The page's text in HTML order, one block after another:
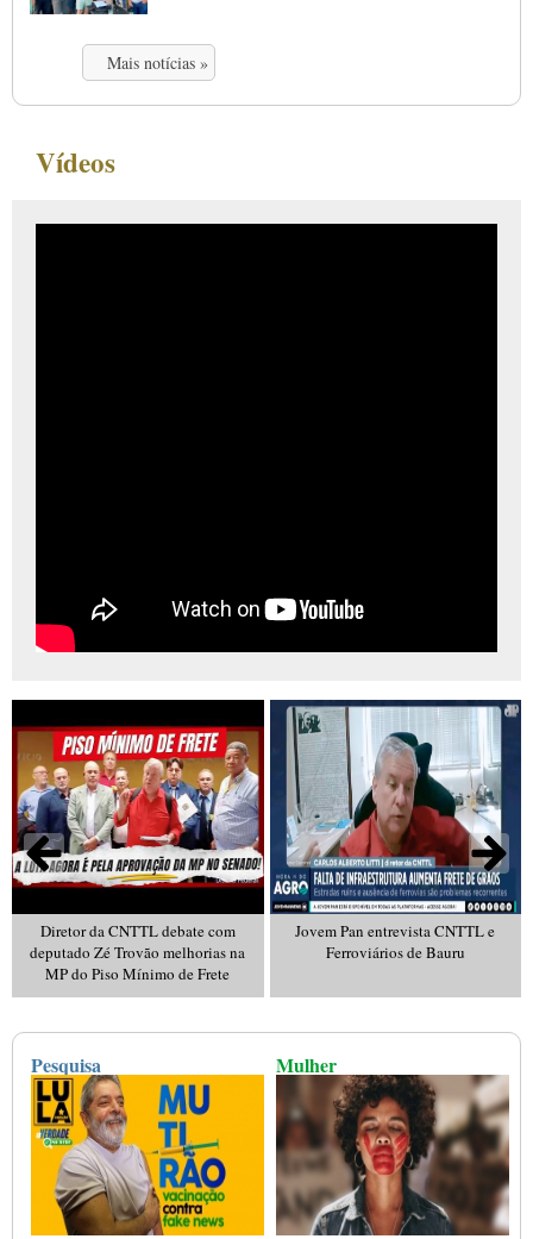
Mais notícias »
Vídeos
Diretor da CNTTL debate com
deputado Zé Trovão melhorias na
MP do Piso Mínimo de Frete
Jovem Pan entrevista CNTTL e
Ferroviários de Bauru
Pesquisa Mulher